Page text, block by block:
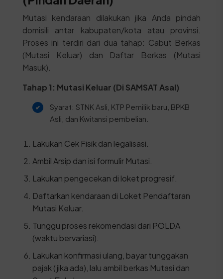
Mutasi kendaraan dilakukan jika Anda pindah
domisili antar kabupaten/kota atau provinsi.
Proses ini terdiri dari dua tahap: Cabut Berkas
(Mutasi Keluar) dan Daftar Berkas (Mutasi
Masuk).
Tahap 1: Mutasi Keluar (Di SAMSAT Asal)
Syarat: STNK Asli, KTP Pemilik baru, BPKB
Asli, dan Kwitansi pembelian.
Lakukan Cek Fisik dan legalisasi.
Ambil Arsip dan isi formulir Mutasi.
Lakukan pengecekan di loket progresif.
Daftarkan kendaraan di Loket Pendaftaran
Mutasi Keluar.
Tunggu proses rekomendasi dari POLDA
(waktu bervariasi).
Lakukan konfirmasi ulang, bayar tunggakan
pajak (jika ada), lalu ambil berkas Mutasi dan